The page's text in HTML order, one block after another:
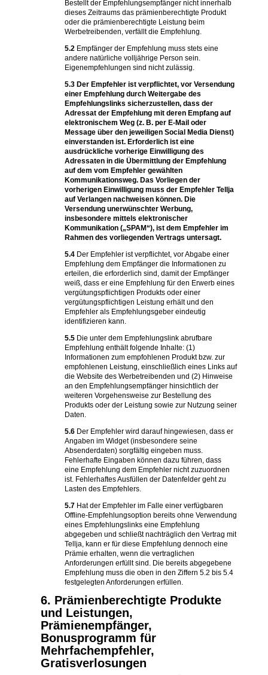
Bestellt der Empfehlungsempfänger nicht innerhalb
dieses Zeitraums das prämienberechtigte Produkt
oder die prämienberechtigte Leistung beim
Werbetreibenden, verfällt die Empfehlung.
5.2 Empfänger der Empfehlung muss stets eine
andere natürliche volljährige Person sein.
Eigenempfehlungen sind nicht zulässig.
5.3 Der Empfehler ist verpflichtet, vor Versendung
einer Empfehlung durch Weitergabe des
Empfehlungslinks sicherzustellen, dass der
Adressat der Empfehlung mit deren Empfang auf
elektronischem Weg (z. B. per E-Mail oder
Message über den jeweiligen Social Media Dienst)
einverstanden ist. Erforderlich ist eine
ausdrückliche vorherige Einwilligung des
Adressaten in die Übermittlung der Empfehlung
auf dem vom Empfehler gewählten
Kommunikationsweg. Das Vorliegen der
vorherigen Einwilligung muss der Empfehler Tellja
auf Verlangen nachweisen können. Die
Versendung unerwünschter Werbung,
insbesondere mittels elektronischer
Kommunikation („SPAM“), ist dem Empfehler im
Rahmen des vorliegenden Vertrags untersagt.
5.4 Der Empfehler ist verpflichtet, vor Abgabe einer
Empfehlung dem Empfänger die Informationen zu
erteilen, die erforderlich sind, damit der Empfänger
weiß, dass er eine Empfehlung für den Erwerb eines
vergütungspflichtigen Produkts oder einer
vergütungspflichtigen Leistung erhält und den
Empfehler als Empfehlungsgeber eindeutig
identifizieren kann.
5.5 Die unter dem Empfehlungslink abrufbare
Empfehlung enthält folgende Inhalte: (1)
Informationen zum empfohlenen Produkt bzw. zur
empfohlenen Leistung, einschließlich eines Links auf
die Website des Werbetreibenden und (2) Hinweise
an den Empfehlungsempfänger hinsichtlich der
weiteren Vorgehensweise zur Bestellung des
Produkts oder der Leistung sowie zur Nutzung seiner
Daten.
5.6 Der Empfehler wird darauf hingewiesen, dass er
Angaben im Widget (insbesondere seine
Absenderdaten) sorgfältig eingeben muss.
Fehlerhafte Eingaben können dazu führen, dass
eine Empfehlung dem Empfehler nicht zuzuordnen
ist. Fehlerhaftes Ausfüllen der Datenfelder geht zu
Lasten des Empfehlers.
5.7 Hat der Empfehler im Falle einer verfügbaren
Offline-Empfehlungsoption bereits ohne Verwendung
eines Empfehlungslinks eine Empfehlung
abgegeben und schließt nachträglich den Vertrag mit
Tellja, kann er für diese Empfehlung dennoch eine
Prämie erhalten, wenn die vertraglichen
Anforderungen erfüllt sind. Die bereits abgegebene
Empfehlung muss die oben in den Ziffern 5.2 bis 5.4
festgelegten Anforderungen erfüllen.
6. Prämienberechtigte Produkte
und Leistungen,
Prämienempfänger,
Bonusprogramm für
Mehrfachempfehler,
Gratisverlosungen